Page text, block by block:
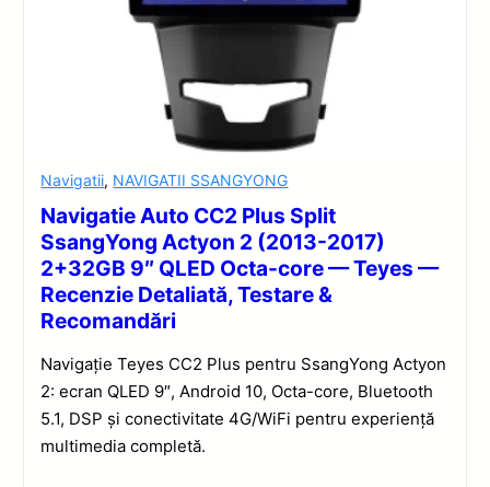
Navigatii, NAVIGATII SSANGYONG
Navigatie Auto CC2 Plus Split
SsangYong Actyon 2 (2013-2017)
2+32GB 9″ QLED Octa-core — Teyes —
Recenzie Detaliată, Testare &
Recomandări
Navigație Teyes CC2 Plus pentru SsangYong Actyon
2: ecran QLED 9″, Android 10, Octa-core, Bluetooth
5.1, DSP și conectivitate 4G/WiFi pentru experiență
multimedia completă.